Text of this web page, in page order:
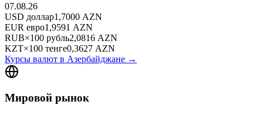
07.08.26
USD доллар1,7000 AZN
EUR евро1,9591 AZN
RUB×100 рубль2,0816 AZN
KZT×100 тенге0,3627 AZN
Курсы валют в Азербайджане →
Мировой рынок